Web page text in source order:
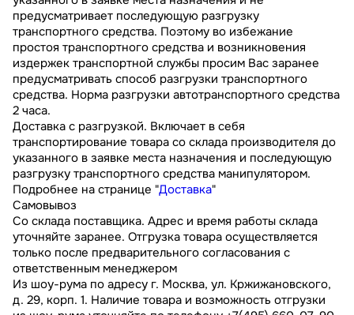
предусматривает последующую разгрузку
транспортного средства. Поэтому во избежание
простоя транспортного средства и возникновения
издержек транспортной службы просим Вас заранее
предусматривать способ разгрузки транспортного
средства. Норма разгрузки автотранспортного средства
2 часа.
Доставка с разгрузкой. Включает в себя
транспортирование товара со склада производителя до
указанного в заявке места назначения и последующую
разгрузку транспортного средства манипулятором.
Подробнее на странице "Доставка"
Самовывоз
Со склада поставщика. Адрес и время работы склада
уточняйте заранее. Отгрузка товара осуществляется
только после предварительного согласования с
ответственным менеджером
Из шоу-рума по адресу г. Москва, ул. Кржижановского,
д. 29, корп. 1. Наличие товара и возможность отгрузки